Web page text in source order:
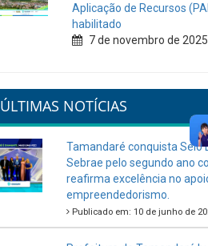
Aplicação de Recursos
habilitado
7 de novembro de 2025
ÚLTIMAS NOTÍCIAS
Tamandaré conquista Selo
Sebrae pelo segundo ano
reafirma excelência no
empreendedorismo.
Publicado em: 10 de junho de